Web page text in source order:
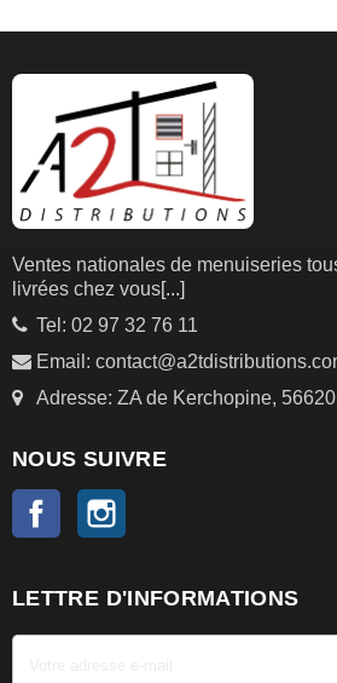
Ventes nationales de menuiseries
livrées chez vous[...]
Tel: 02 97 32 76 11
Email:
Adresse: ZA de Kerchopine,
NOUS SUIVRE
Facebook
LETTRE D'INFORMATIONS